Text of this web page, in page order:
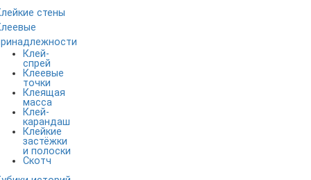
стены
Клей-
спрей
Клеевые
точки
Клеящая
масса
Клей-
карандаш
Клейкие
застёжки
и полоски
Скотч